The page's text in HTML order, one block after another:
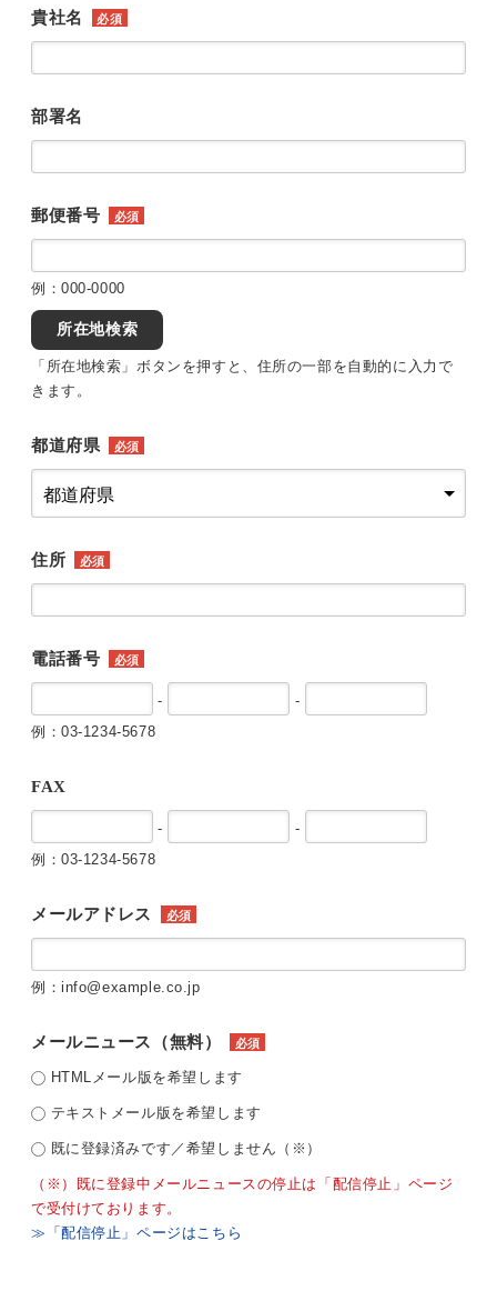
貴社名 必須
部署名
郵便番号 必須
例：000-0000
所在地検索
「所在地検索」ボタンを押すと、住所の一部を自動的に入力で
きます。
都道府県 必須
住所 必須
電話番号 必須
-
-
例：03-1234-5678
FAX
-
-
例：03-1234-5678
メールアドレス 必須
例：info@example.co.jp
メールニュース（無料） 必須
HTMLメール版を希望します
テキストメール版を希望します
既に登録済みです／希望しません（※）
（※）既に登録中メールニュースの停止は「配信停止」ページ
で受付けております。
≫「配信停止」ページはこちら